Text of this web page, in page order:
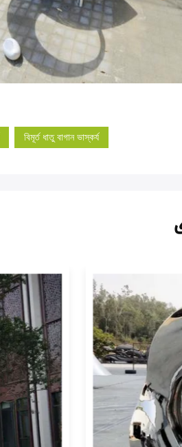
বিমূর্ত ধাতু বাগান ভাস্কর্য